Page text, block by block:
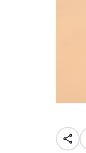
share